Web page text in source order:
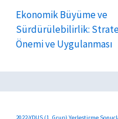
Ekonomik Büyüme ve
Sürdürülebilirlik:
Önemi ve Uygulanması